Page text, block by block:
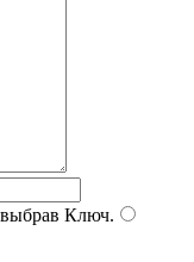
Ключ.